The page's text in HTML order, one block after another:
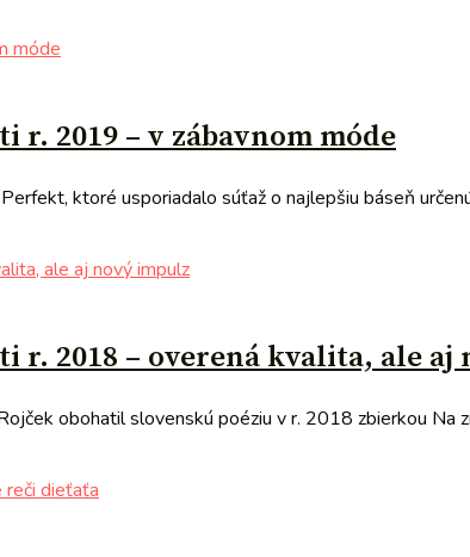
r. 2019 – v zábavnom móde
ktoré usporiadalo súťaž o najlepšiu báseň
r. 2018 – overená kvalita, ale
obohatil slovenskú poéziu v r. 2018 zbierkou Na